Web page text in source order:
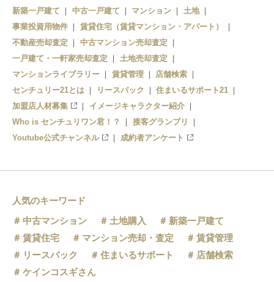
品川
大崎
田町
高輪ゲートウェイ
品川
大井町
新築一戸建て 中古一戸建て マンション
土地
事業投資用物件
賃貸住宅（賃貸マンション・アパート）
不動産売却査定
中古マンション売却査定
一戸建て・一軒家売却査定
土地売却査定
マンションライブラリー
賃貸管理
店舗検索
センチュリー21とは
リースバック
住まいるサポート21
加盟店人材募集
イメージキャラクター紹介
Who is センチュリワン君！？
接客グランプリ
Youtube公式チャンネル
成約者アンケート
人気のキーワード
中古マンション
土地購入
新築一戸建て
賃貸住宅
マンション売却・査定
賃貸管理
リースバック
住まいるサポート
店舗検索
ケインコスギさん